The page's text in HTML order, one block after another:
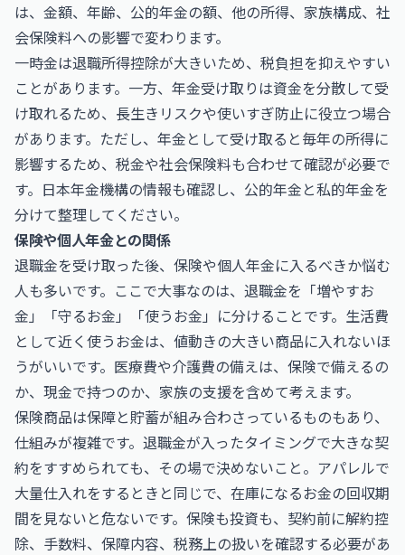
は、金額、年齢、公的年金の額、他の所得、家族構成、社
会保険料への影響で変わります。
一時金は退職所得控除が大きいため、税負担を抑えやすい
ことがあります。一方、年金受け取りは資金を分散して受
け取れるため、長生きリスクや使いすぎ防止に役立つ場合
があります。ただし、年金として受け取ると毎年の所得に
影響するため、税金や社会保険料も合わせて確認が必要で
す。 日本年金機構の情報も確認し、公的年金と私的年金を
分けて整理してください。
保険や個人年金との関係
退職金を受け取った後、保険や個人年金に入るべきか悩む
人も多いです。ここで大事なのは、退職金を「増やすお
金」「守るお金」「使うお金」に分けることです。生活費
として近く使うお金は、値動きの大きい商品に入れないほ
うがいいです。医療費や介護費の備えは、保険で備えるの
か、現金で持つのか、家族の支援を含めて考えます。
保険商品は保障と貯蓄が組み合わさっているものもあり、
仕組みが複雑です。退職金が入ったタイミングで大きな契
約をすすめられても、その場で決めないこと。アパレルで
大量仕入れをするときと同じで、在庫になるお金の回収期
間を見ないと危ないです。保険も投資も、契約前に解約控
除、手数料、保障内容、税務上の扱いを確認する必要があ